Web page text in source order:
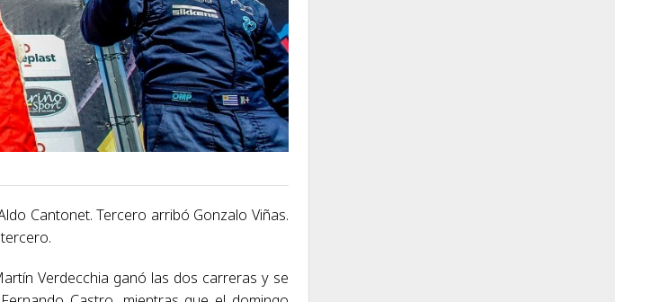
Cantonet. Tercero arribó Gonzalo Viñas.
Verdecchia ganó las dos carreras y se